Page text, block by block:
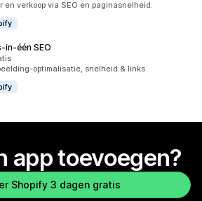
en verkoop via SEO en paginasnelheid.
SEO
totaal
optimalisatie, snelheid & links
app toevoegen?
Shopify 3 dagen gratis